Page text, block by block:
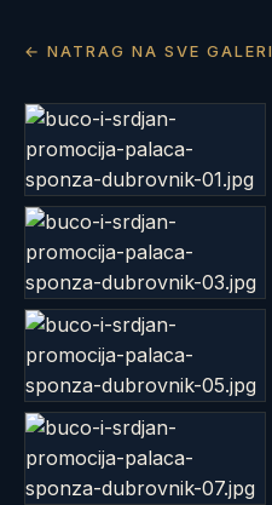
← NATRAG NA SVE